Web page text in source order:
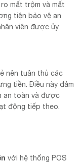
mất trộm và mất
tiện bảo vệ an
viên được ủy
nên tuân thủ các
tiền. Điều này đảm
an toàn và được
động tiếp theo.
với hệ thống POS